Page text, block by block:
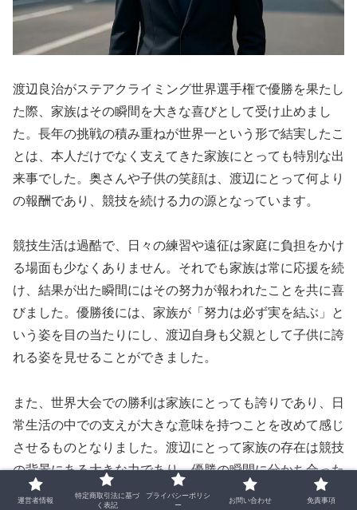
渡辺良治がステアクライミング世界選手権で優勝を果たし
た際、家族はその瞬間を大きな喜びとして受け止めまし
た。長年の挑戦の積み重ねが世界一という形で結実したこ
とは、本人だけでなく支えてきた家族にとっても特別な出
来事でした。奥さんや子供の笑顔は、渡辺にとって何より
の報酬であり、競技を続ける力の源となっています。
競技生活は過酷で、日々の練習や遠征は家庭に負担をかけ
る場面も少なくありません。それでも家族は常に応援を続
け、結果が出た瞬間にはその努力が報われたことを共に喜
びました。優勝後には、家族が「努力は必ず実を結ぶ」と
いう姿を目の当たりにし、渡辺自身も父親として子供に誇
れる姿を見せることができました。
また、世界大会での勝利は家族にとっても誇りであり、日
常生活の中での支えが大きな意味を持つことを改めて感じ
させるものとなりました。渡辺にとって家族の存在は競技
の背景にある大きな力であり、優勝の瞬間に分かち合った
喜びは、次の挑戦へとつながる強いモチベーションとなっ
運営者情報
特定商取引法に基づ
く表記
プライバシーポリシ
ー
お問い合わせ 免責事項